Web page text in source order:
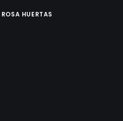
ROSA HUERTAS